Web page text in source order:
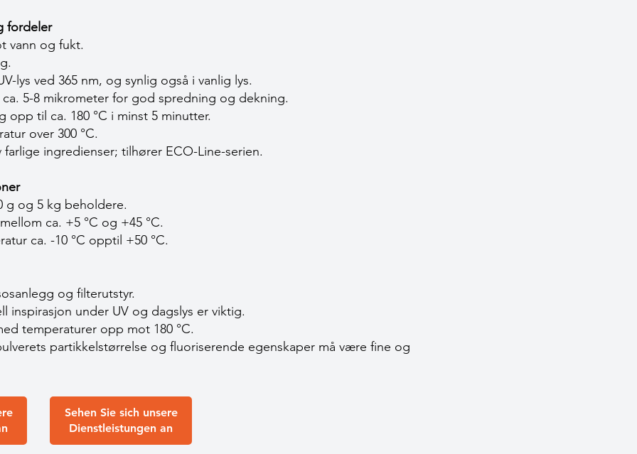
fordeler
vann og fukt.
lys ved 365 nm, og synlig også i vanlig lys.
ca. 5-8 mikrometer for god spredning og dekning.
opp til ca. 180 °C i minst 5 minutter.
over 300 °C.
farlige ingredienser; tilhører ECO-Line-serien.
g og 5 kg beholdere.
ca. +5 °C og +45 °C.
ca. -10 °C opptil +50 °C.
og filterutstyr.
inspirasjon under UV og dagslys er viktig.
temperaturer opp mot 180 °C.
partikkelstørrelse og fluoriserende egenskaper må være fine og
Sehen Sie sich unsere
Dienstleistungen an